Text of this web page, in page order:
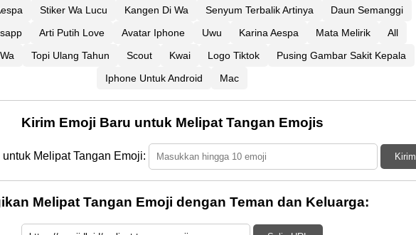
Stiker Wa Lucu Kangen Di Wa Senyum Terbalik Artinya
Daun Semanggi
Arti Putih Love Avatar Iphone Uwu Karina Aespa Mata Melirik
All
Topi Ulang Tahun Scout Kwai Logo Tiktok
Pusing Gambar Sakit Kepala
Iphone Untuk Android
Mac
Kirim Emoji Baru untuk Melipat Tangan Emojis
Melipat Tangan Emoji: Kirim
Melipat Tangan Emoji dengan Teman dan Keluarga: